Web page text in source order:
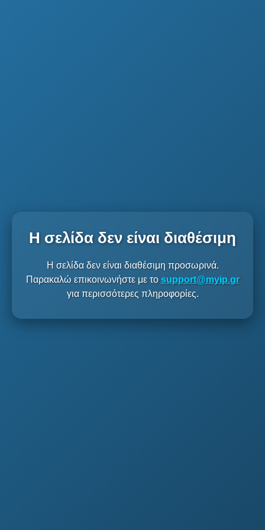
Η σελίδα δεν είναι διαθέσιμη
Η σελίδα δεν είναι διαθέσιμη προσωρινά.
Παρακαλώ επικοινωνήστε με το support@myip.gr
για περισσότερες πληροφορίες.